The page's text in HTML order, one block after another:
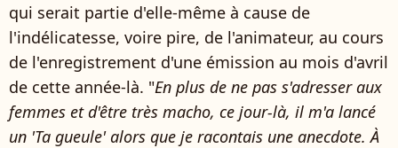
qui serait partie d'elle-même à cause de
l'indélicatesse, voire pire, de l'animateur, au cours
de l'enregistrement d'une émission au mois d'avril
de cette année-là. "En plus de ne pas s'adresser aux
femmes et d'être très macho, ce jour-là, il m'a lancé
un 'Ta gueule' alors que je racontais une anecdote. À